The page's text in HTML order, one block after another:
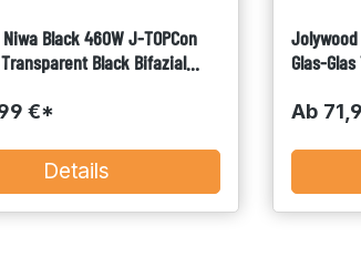
Black 460W J-TOPCon
Transparent Black Bifazial
€*
Details
Jolywood
Glas-
Ab